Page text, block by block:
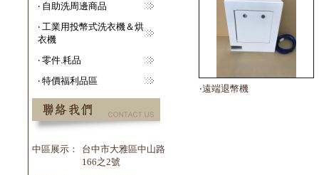
‧ 自助洗周邊商品
‧ 工業用投幣式洗衣機＆烘
衣機
‧ 零件.耗品
‧ 特價福利品區
中區展示：
台中市大雅區中山路
166之2號
‧遠端退幣機